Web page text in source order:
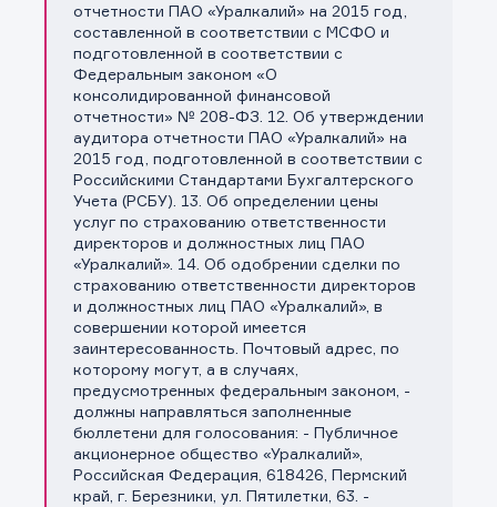
отчетности ПАО «Уралкалий» на 2015 год,
составленной в соответствии с МСФО и
подготовленной в соответствии с
Федеральным законом «О
консолидированной финансовой
отчетности» № 208-ФЗ. 12. Об утверждении
аудитора отчетности ПАО «Уралкалий» на
2015 год, подготовленной в соответствии с
Российскими Стандартами Бухгалтерского
Учета (РСБУ). 13. Об определении цены
услуг по страхованию ответственности
директоров и должностных лиц ПАО
«Уралкалий». 14. Об одобрении сделки по
страхованию ответственности директоров
и должностных лиц ПАО «Уралкалий», в
совершении которой имеется
заинтересованность. Почтовый адрес, по
которому могут, а в случаях,
предусмотренных федеральным законом, -
должны направляться заполненные
бюллетени для голосования: - Публичное
акционерное общество «Уралкалий»,
Российская Федерация, 618426, Пермский
край, г. Березники, ул. Пятилетки, 63. -
Информация предназначена только для клиентов,